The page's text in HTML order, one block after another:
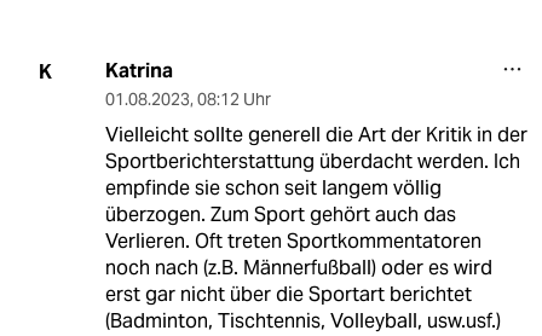
K Katrina
01.08.2023, 08:12 Uhr
Vielleicht sollte generell die Art der Kritik in der
Sportberichterstattung überdacht werden. Ich
empfinde sie schon seit langem völlig
überzogen. Zum Sport gehört auch das
Verlieren. Oft treten Sportkommentatoren
noch nach (z.B. Männerfußball) oder es wird
erst gar nicht über die Sportart berichtet
(Badminton, Tischtennis, Volleyball, usw.usf.)